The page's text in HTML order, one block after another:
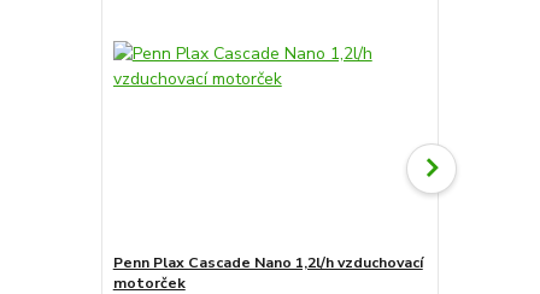
Penn Plax Cascade Nano 1,2l/h vzduchovací
motorček